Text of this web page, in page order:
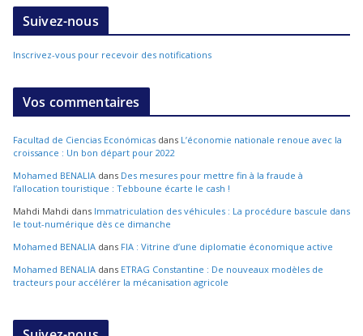
Suivez-nous
Inscrivez-vous pour recevoir des notifications
Vos commentaires
Facultad de Ciencias Económicas dans L’économie nationale renoue avec la
croissance : Un bon départ pour 2022
Mohamed BENALIA dans Des mesures pour mettre fin à la fraude à
l’allocation touristique : Tebboune écarte le cash !
Mahdi Mahdi dans Immatriculation des véhicules : La procédure bascule dans
le tout-numérique dès ce dimanche
Mohamed BENALIA dans FIA : Vitrine d’une diplomatie économique active
Mohamed BENALIA dans ETRAG Constantine : De nouveaux modèles de
tracteurs pour accélérer la mécanisation agricole